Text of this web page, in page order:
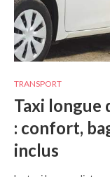
TRANSPORT
Taxi longue
: confort,
inclus